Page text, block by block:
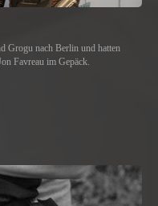
Grogu nach Berlin und hatten
Favreau im Gepäck.